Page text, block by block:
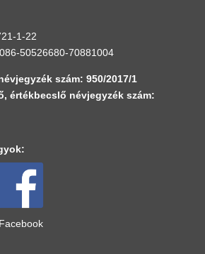
1-22
50526680-70881004
szám: 950/2017/1
értékbecslő névjegyzék szám:
Facebook